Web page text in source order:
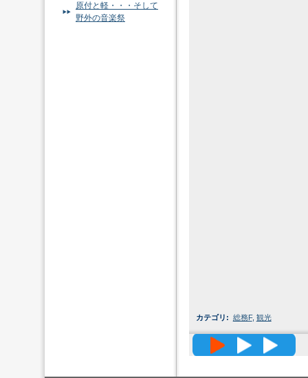
カテゴリ : 総務F, 観光
高精度メ
原付と軽・・・そして
野外の音楽祭